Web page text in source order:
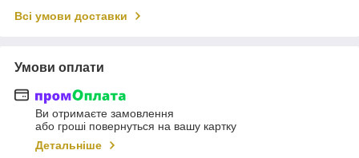
Всі умови доставки
Умови оплати
Ви отримаєте замовлення
або гроші повернуться на вашу картку
Детальніше